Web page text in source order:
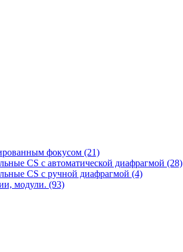
фокусом (21)
CS c автоматической диафрагмой (28)
CS c ручной диафрагмой (4)
модули. (93)